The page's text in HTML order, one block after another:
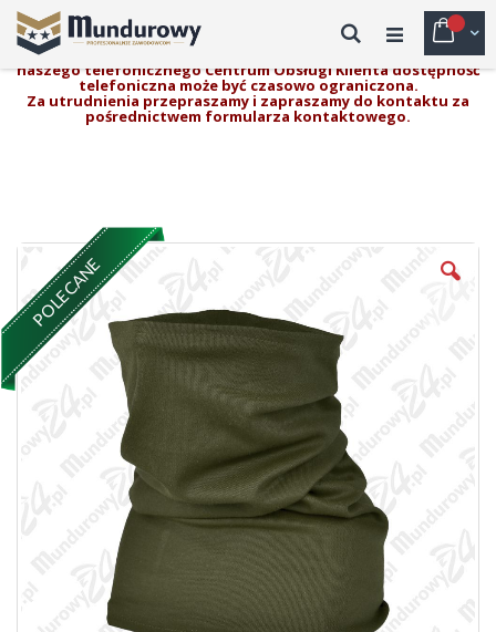
W związku z prowadzonymi pracami modernizacyjnymi
naszego telefonicznego Centrum Obsługi Klienta dostępność
telefoniczna może być czasowo ograniczona.
Za utrudnienia przepraszamy i zapraszamy do kontaktu za
pośrednictwem formularza kontaktowego.
Przejdź
do
treści
Mój
Nav
Szukaj
Skip
the
end
the
images
POLECANE